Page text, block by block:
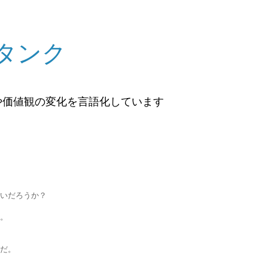
ンク
値観の変化を言語化しています
だろうか？
。